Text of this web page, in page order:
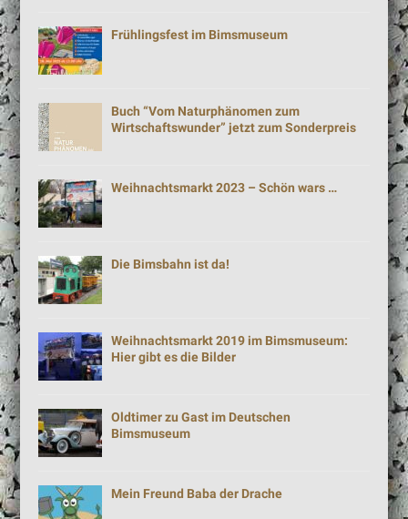
Frühlingsfest im Bimsmuseum
Buch “Vom Naturphänomen zum
Wirtschaftswunder” jetzt zum Sonderpreis
Weihnachtsmarkt 2023 – Schön wars …
Die Bimsbahn ist da!
Weihnachtsmarkt 2019 im Bimsmuseum:
Hier gibt es die Bilder
Oldtimer zu Gast im Deutschen
Bimsmuseum
Mein Freund Baba der Drache